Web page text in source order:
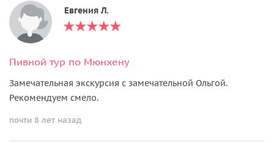
Евгения Л.
Пивной тур по Мюнхену
Замечательная экскурсия с замечательной Ольгой.
Рекомендуем смело.
почти 8 лет назад